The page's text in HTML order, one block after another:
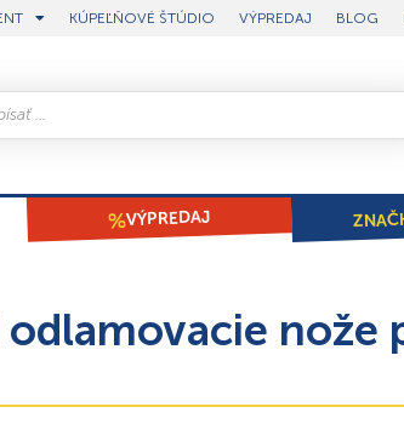
KÚPEĽŇOVÉ ŠTÚDIO VÝPREDAJ BLOG
VÝPREDAJ